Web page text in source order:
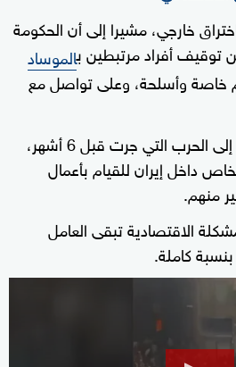
خارجي، مشيرا إلى أن الحكومة
أفراد مرتبطين بالموساد
خاصة وأسلحة، وعلى تواصل مع
ويربط ذلك بسوابق تعود إلى الحرب التي جرت قبل 6 أشهر،
داخل إيران للقيام بأعمال
منهم.
الاقتصادية تبقى العامل
كاملة.